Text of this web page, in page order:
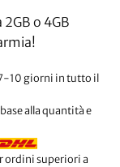
208,00
o 4GB
10 giorni in tutto il
alla quantità e
ordini superiori a